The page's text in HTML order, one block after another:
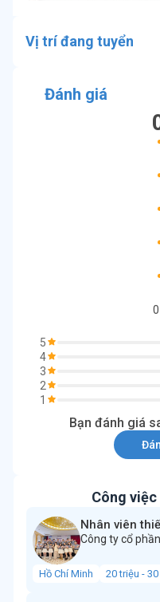
Vị trí đang tuyển
Đánh giá
5
4
3
2
1
0
Bạn đánh giá
Công
Nhân viên
Công ty cổ
Hồ Chí Minh 20 triệu -